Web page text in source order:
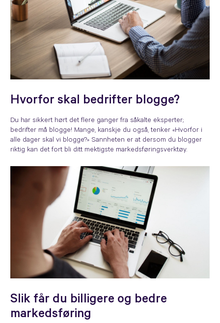
Hvorfor skal bedrifter blogge?
Du har sikkert hørt det flere ganger fra såkalte eksperter;
bedrifter må blogge! Mange, kanskje du også, tenker «Hvorfor i
alle dager skal vi blogge?» Sannheten er at dersom du blogger
riktig kan det fort bli ditt mektigste markedsføringsverktøy.
Slik får du billigere og bedre
markedsføring